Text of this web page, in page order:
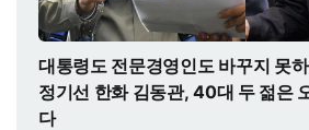
대통령도 전문경영인도 바꾸지 못
정기선 한화 김동관, 40대 두 젊은
다